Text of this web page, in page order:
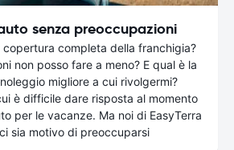
senza preoccupazioni
copertura completa della franchigia?
non posso fare a meno? E qual è la
migliore a cui rivolgermi?
è difficile dare risposta al momento
per le vacanze. Ma noi di EasyTerra
sia motivo di preoccuparsi